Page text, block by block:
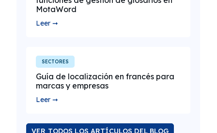
MotaWord
Leer ➞
SECTORES
Guía de localización en francés para
marcas y empresas
Leer ➞
VER TODOS LOS ARTÍCULOS DEL BLOG